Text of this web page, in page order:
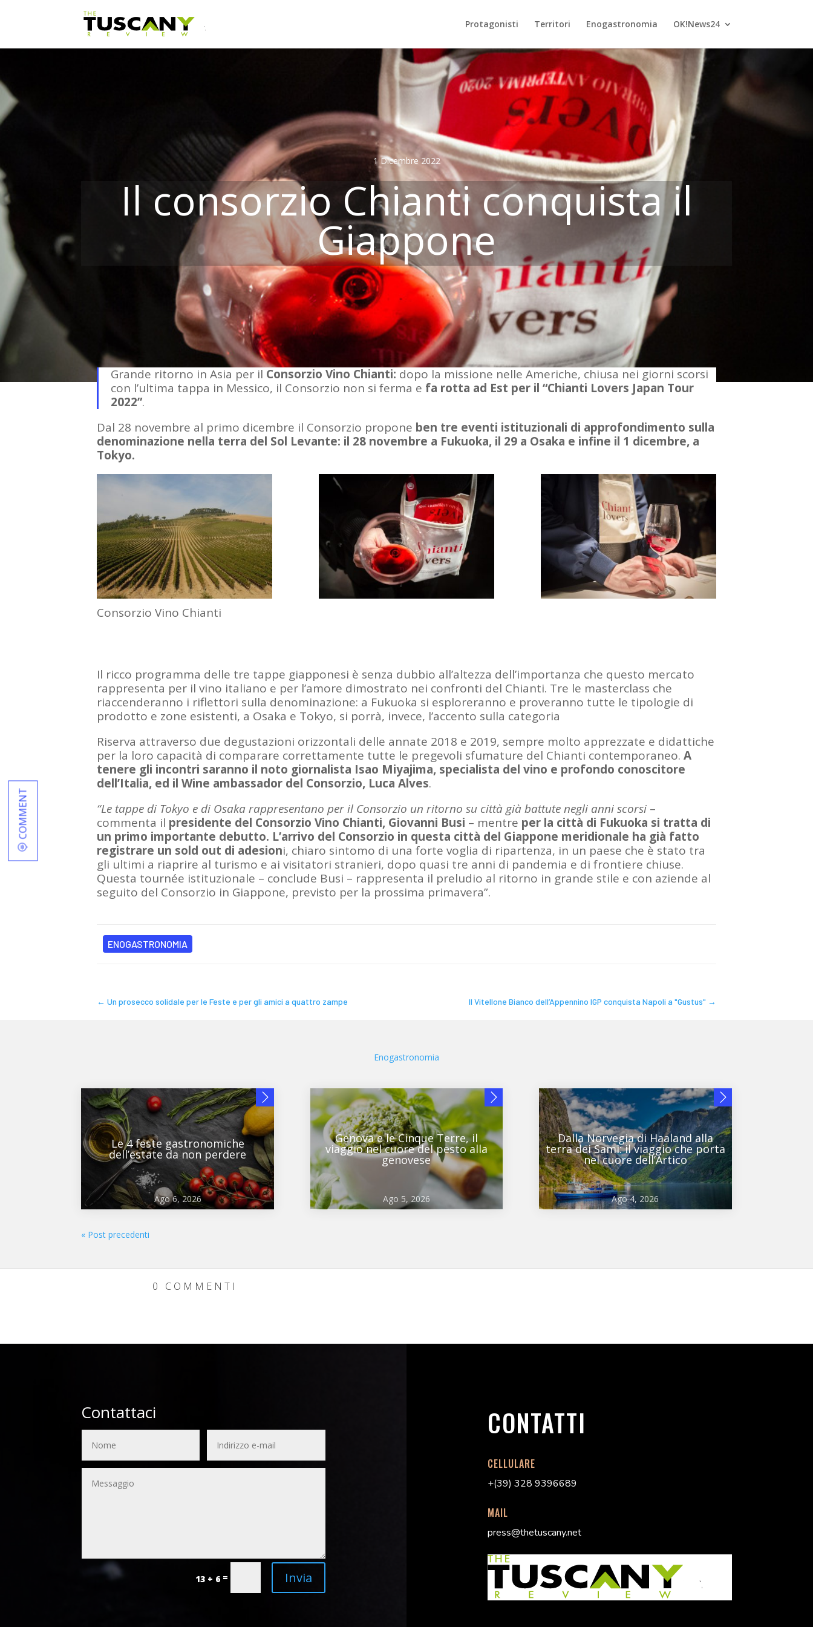
Protagonisti Territori Enogastronomia OK!News24
1 Dicembre 2022
Il consorzio Chianti conquista il
Giappone
COMMENT
Grande ritorno in Asia per il Consorzio Vino Chianti: dopo la missione nelle Americhe, chiusa nei giorni scorsi
con l’ultima tappa in Messico, il Consorzio non si ferma e fa rotta ad Est per il “Chianti Lovers Japan Tour
2022”.
Dal 28 novembre al primo dicembre il Consorzio propone ben tre eventi istituzionali di approfondimento sulla
denominazione nella terra del Sol Levante: il 28 novembre a Fukuoka, il 29 a Osaka e infine il 1 dicembre, a
Tokyo.
Consorzio Vino Chianti
Il ricco programma delle tre tappe giapponesi è senza dubbio all’altezza dell’importanza che questo mercato
rappresenta per il vino italiano e per l’amore dimostrato nei confronti del Chianti. Tre le masterclass che
riaccenderanno i riflettori sulla denominazione: a Fukuoka si esploreranno e proveranno tutte le tipologie di
prodotto e zone esistenti, a Osaka e Tokyo, si porrà, invece, l’accento sulla categoria
Riserva attraverso due degustazioni orizzontali delle annate 2018 e 2019, sempre molto apprezzate e didattiche
per la loro capacità di comparare correttamente tutte le pregevoli sfumature del Chianti contemporaneo. A
tenere gli incontri saranno il noto giornalista Isao Miyajima, specialista del vino e profondo conoscitore
dell’Italia, ed il Wine ambassador del Consorzio, Luca Alves.
“Le tappe di Tokyo e di Osaka rappresentano per il Consorzio un ritorno su città già battute negli anni scorsi –
commenta il presidente del Consorzio Vino Chianti, Giovanni Busi – mentre per la città di Fukuoka si tratta di
un primo importante debutto. L’arrivo del Consorzio in questa città del Giappone meridionale ha già fatto
registrare un sold out di adesioni, chiaro sintomo di una forte voglia di ripartenza, in un paese che è stato tra
gli ultimi a riaprire al turismo e ai visitatori stranieri, dopo quasi tre anni di pandemia e di frontiere chiuse.
Questa tournée istituzionale – conclude Busi – rappresenta il preludio al ritorno in grande stile e con aziende al
seguito del Consorzio in Giappone, previsto per la prossima primavera”.
ENOGASTRONOMIA
← Un prosecco solidale per le Feste e per gli amici a quattro zampe Il Vitellone Bianco dell’Appennino IGP conquista Napoli a "Gustus" →
Enogastronomia
Le 4 feste gastronomiche
dell’estate da non perdere
Ago 6, 2026
Genova e le Cinque Terre, il
viaggio nel cuore del pesto alla
genovese
Ago 5, 2026
Dalla Norvegia di Haaland alla
terra dei Sami: il viaggio che porta
nel cuore dell’Artico
Ago 4, 2026
« Post precedenti
0 COMMENTI
Contattaci
13 + 6= Invia
CONTATTI
CELLULARE
+(39) 328 9396689
MAIL
press@thetuscany.net